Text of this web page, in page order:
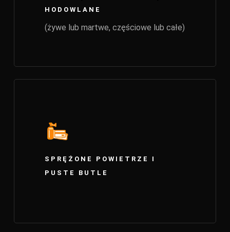
HODOWLANE
(żywe lub martwe, częściowe lub całe)
SPRĘŻONE POWIETRZE I
PUSTE BUTLE